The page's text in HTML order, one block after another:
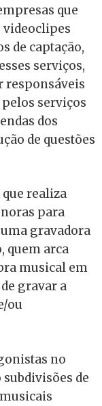
que
videoclipes
de captação,
serviços,
responsáveis
serviços
dos
de questões
realiza
para
gravadora
quem arca
musical em
gravar a
ou
no
subdivisões de